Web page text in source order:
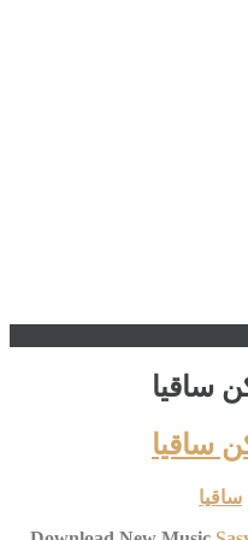
ساقیا
ساقیا
ساقیا